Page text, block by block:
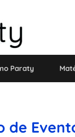
Paraty
de